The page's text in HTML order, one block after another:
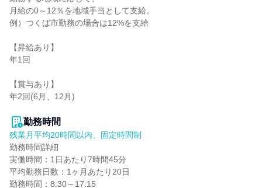
月給の0～12％を地域手当として支給。
例）つくば市勤務の場合は12%を支給
【昇給あり】
年1回
【賞与あり】
年2回(6月、12月)
勤務時間
残業月平均20時間以内、固定時間制
勤務時間詳細
実働時間：1日あたり7時間45分
平均勤務日数：1ヶ月あたり20日
勤務時間：8:30～17:15